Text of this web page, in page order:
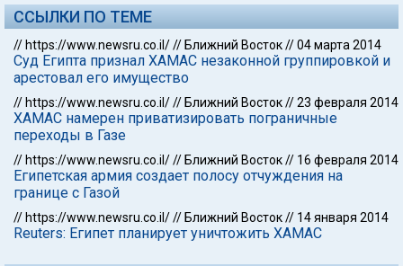
ССЫЛКИ ПО ТЕМЕ
// https://www.newsru.co.il/// Ближний Восток//04 марта 2014
Суд Египта признал ХАМАС незаконной группировкой и
арестовал его имущество
// https://www.newsru.co.il/// Ближний Восток//23 февраля 2014
ХАМАС намерен приватизировать пограничные
переходы в Газе
// https://www.newsru.co.il/// Ближний Восток// 16 февраля 2014
Египетская армия создает полосу отчуждения на
границе с Газой
// https://www.newsru.co.il/// Ближний Восток// 14 января 2014
Reuters: Египет планирует уничтожить ХАМАС